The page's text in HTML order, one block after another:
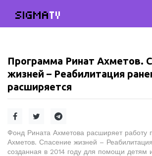
SIGMATV
Программа Ринат Ахметов.
жизней – Реабилитация
расширяется
Фонд Рината Ахметова расширяет работу
Ахметов. Спасение жизней –
созданная в 2014 году для помощи детям